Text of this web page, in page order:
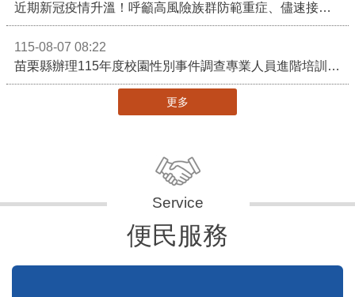
近期新冠疫情升溫！呼籲高風險族群防範重症、儘速接種疫苗及早就醫
115-08-07 08:22
苗栗縣辦理115年度校園性別事件調查專業人員進階培訓 深化調查實務能力 持續打造安全友善校園
更多
便民服務